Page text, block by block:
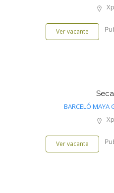
Ver vacante
BARCELÓ MAYA
Ver vacante